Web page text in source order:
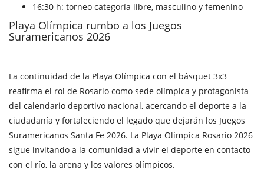
16:30 h: torneo categoría libre, masculino y femenino
Playa Olímpica rumbo a los Juegos
Suramericanos 2026
La continuidad de la Playa Olímpica con el básquet 3x3
reafirma el rol de Rosario como sede olímpica y protagonista
del calendario deportivo nacional, acercando el deporte a la
ciudadanía y fortaleciendo el legado que dejarán los Juegos
Suramericanos Santa Fe 2026. La Playa Olímpica Rosario 2026
sigue invitando a la comunidad a vivir el deporte en contacto
con el río, la arena y los valores olímpicos.